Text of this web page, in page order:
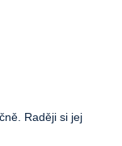
Raději si jej